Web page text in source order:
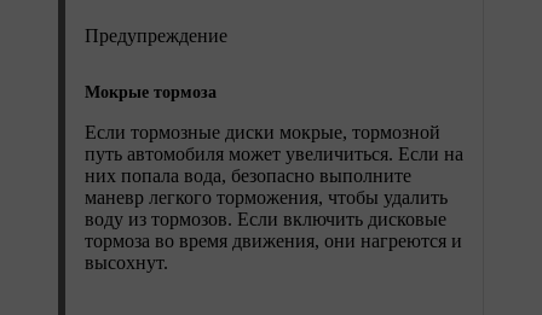
Предупреждение
Мокрые тормоза
Если тормозные диски мокрые, тормозной
путь автомобиля может увеличиться. Если на
них попала вода, безопасно выполните
маневр легкого торможения, чтобы удалить
воду из тормозов. Если включить дисковые
тормоза во время движения, они нагреются и
высохнут.